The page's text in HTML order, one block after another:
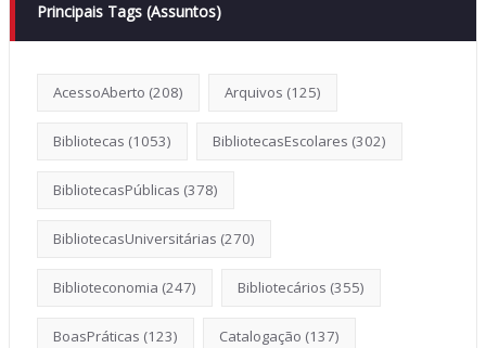
Principais Tags (Assuntos)
AcessoAberto (208) Arquivos (125)
Bibliotecas (1053) BibliotecasEscolares (302)
BibliotecasPúblicas (378)
BibliotecasUniversitárias (270)
Biblioteconomia (247) Bibliotecários (355)
BoasPráticas (123) Catalogação (137)